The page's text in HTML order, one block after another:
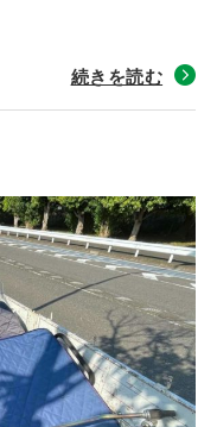
続きを読む